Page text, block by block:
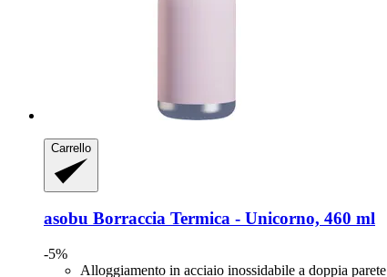
Carrello
asobu Borraccia Termica -​ Unicorno, 460 ml
-5%
Alloggiamento in acciaio inossidabile a doppia parete